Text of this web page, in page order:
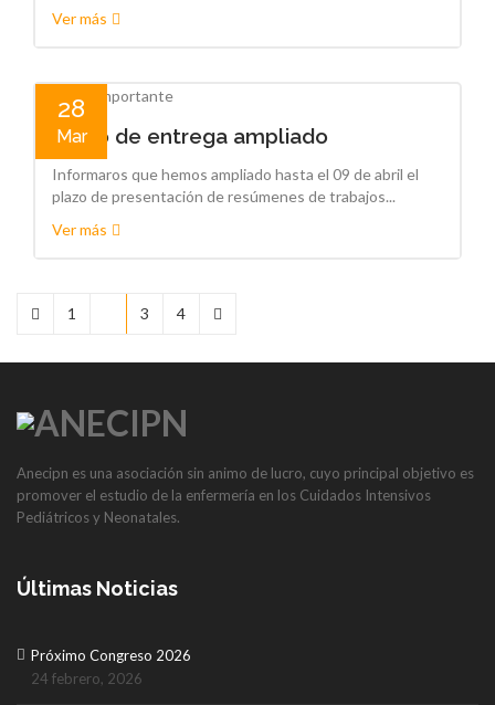
Ver más
28
Mar
Plazo de entrega ampliado
Informaros que hemos ampliado hasta el 09 de abril el
plazo de presentación de resúmenes de trabajos...
Ver más
1 3 4
Anecipn es una asociación sin animo de lucro, cuyo principal objetivo es
promover el estudio de la enfermería en los Cuidados Intensivos
Pediátricos y Neonatales.
Últimas Noticias
Próximo Congreso 2026
24 febrero, 2026